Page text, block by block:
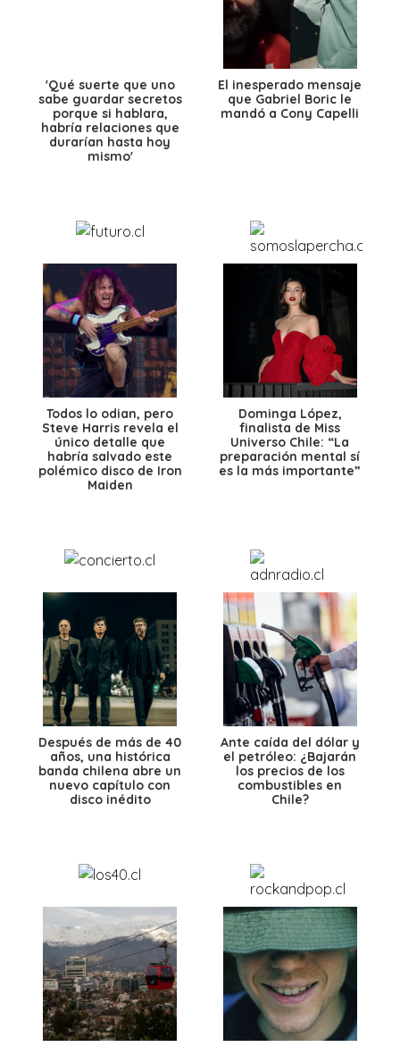
'Qué suerte que uno
sabe guardar secretos
porque si hablara,
habría relaciones que
durarían hasta hoy
mismo'
El inesperado mensaje
que Gabriel Boric le
mandó a Cony Capelli
Todos lo odian, pero
Steve Harris revela el
único detalle que
habría salvado este
polémico disco de Iron
Maiden
Dominga López,
finalista de Miss
Universo Chile: “La
preparación mental sí
es la más importante”
Después de más de 40
años, una histórica
banda chilena abre un
nuevo capítulo con
disco inédito
Ante caída del dólar y
el petróleo: ¿Bajarán
los precios de los
combustibles en
Chile?